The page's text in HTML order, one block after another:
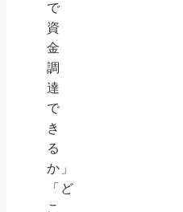
で
資
金
調
達
で
き
る
か」
「ど
こ